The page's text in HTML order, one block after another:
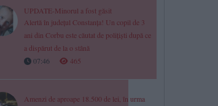
UPDATE-Minorul a fost găsit
Alertă în județul Constanța! Un copil de 3
ani din Corbu este căutat de polițiști după ce
a dispărut de la o stână
07:46
465
Amenzi de aproape 18.500 de lei, în urma